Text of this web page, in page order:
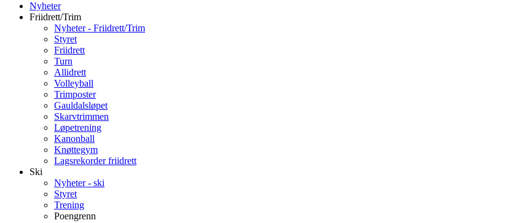
Nyheter
Friidrett/Trim
Nyheter - Friidrett/Trim
Styret
Friidrett
Turn
Allidrett
Volleyball
Trimposter
Gauldalsløpet
Skarvtrimmen
Løpetrening
Kanonball
Knøttegym
Lagsrekorder friidrett
Ski
Nyheter - ski
Styret
Trening
Poengrenn